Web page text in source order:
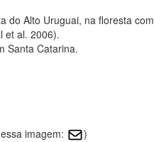
do Alto Uruguai, na floresta com
et al. 2006).
Santa Catarina.
imagem:
)